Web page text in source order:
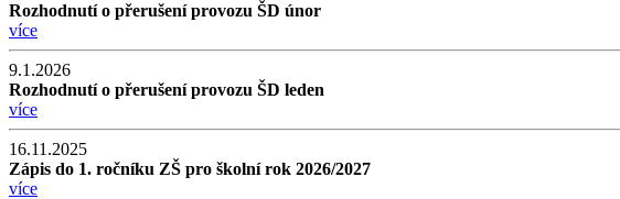
Rozhodnutí o přerušení provozu ŠD únor
více
9.1.2026
Rozhodnutí o přerušení provozu ŠD leden
více
16.11.2025
Zápis do 1. ročníku ZŠ pro školní rok 2026/2027
více